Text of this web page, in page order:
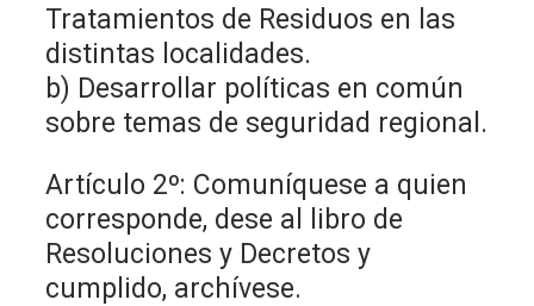
Tratamientos de Residuos en las
distintas localidades.
b) Desarrollar políticas en común
sobre temas de seguridad regional.
Artículo 2º: Comuníquese a quien
corresponde, dese al libro de
Resoluciones y Decretos y
cumplido, archívese.